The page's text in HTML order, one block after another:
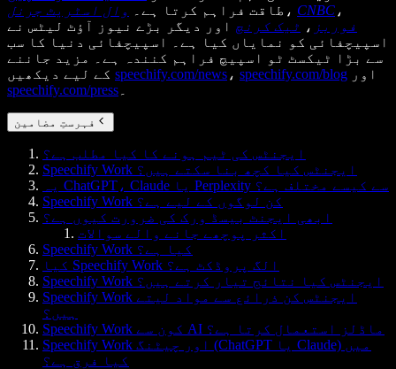
طاقت فراہم کرتا ہے۔
وال اسٹریٹ جرنل ، CNBC ،
فوربز ، ٹیک کرنچ اور دیگر بڑے نیوز آؤٹ لیٹس نے
اسپیچفائی کو نمایاں کیا ہے۔ اسپیچفائی دنیا کا سب
سے بڑا ٹیکسٹ ٹو اسپیچ فراہم کنندہ ہے۔ مزید جاننے
speechify.com/news ، speechify.com/blog اور
speechify.com/press
فہرستِ مضامین
ایجنٹس کی ٹیم ہونے کا کیا مطلب ہے؟
Speechify Work ایجنٹس کیا کچھ بنا سکتے ہیں؟
یہ ChatGPT، Claude یا Perplexity سے کیسے مختلف ہے؟
Speechify Work کن لوگوں کے لیے ہے؟
ابھی ایجنٹ بیسڈ ورک کی ضرورت کیوں ہے؟
اکثر پوچھے جانے والے سوالات
Speechify Work کیا ہے؟
کیا Speechify Work الگ پروڈکٹ ہے؟
Speechify Work ایجنٹس کیا نتائج تیار کرتے ہیں؟
Speechify Work ایجنٹس کن ذرائع سے مواد لیتے
ہیں؟
Speechify Work کون سے AI ماڈلز استعمال کرتا ہے؟
Speechify Work اور چیٹنگ (ChatGPT یا Claude) میں
کیا فرق ہے؟